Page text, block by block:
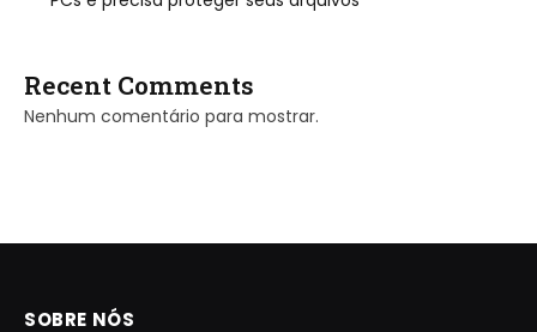
Recent Comments
Nenhum comentário para mostrar.
SOBRE NÓS